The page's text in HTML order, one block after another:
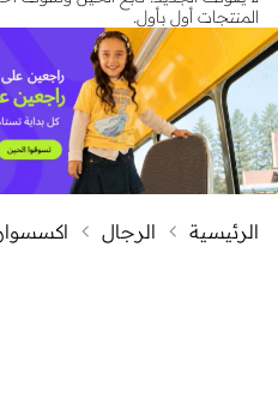
المنتجات أول بأول.
الرئيسية الرجال